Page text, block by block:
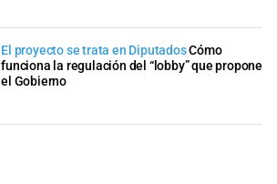
El proyecto se trata en DiputadosCómo
funciona la regulación del “lobby” que propone
el Gobierno